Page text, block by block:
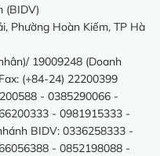
(BIDV)
Phường Hoàn Kiếm, TP Hà
19009248 (Doanh
(+84-24) 22200399
- 0385290066 -
- 0981915333 -
BIDV: 0336258333 -
- 0852198088 -